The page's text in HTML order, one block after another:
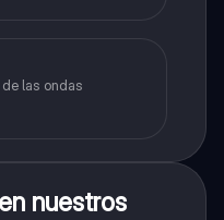
las ondas
nuestros